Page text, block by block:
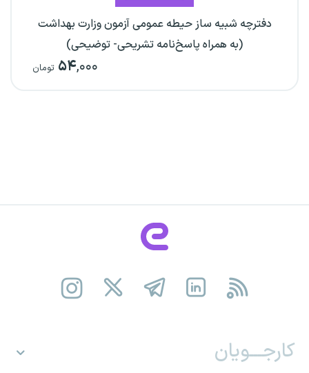
دفترچه شبیه ساز حیطه عمومی آزمون وزارت بهداشت
(به همراه پاسخ‌نامه تشریحی- توضیحی)
۵۴,۰۰۰ تومان
کارجـــویان